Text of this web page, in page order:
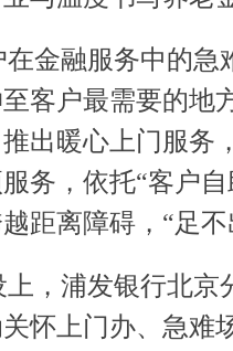
金融服务中的急
客户最需要的地
出暖心上门服务
务，依托“客户
距离障碍，“足
，浦发银行北京
怀上门办、急难